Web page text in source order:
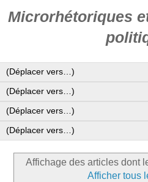
Microrhétoriques
Affichage des articles dont
Afficher tous